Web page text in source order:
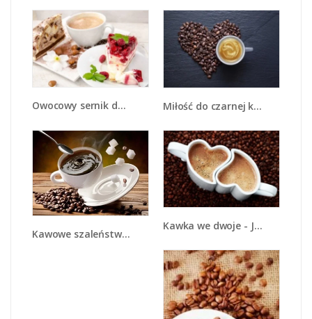
Owocowy sernik do kawy - JN425 Miłość do czarnej kawy - JN328
Kawowe szaleństwo na stole - JN315
Kawka we dwoje - JN317